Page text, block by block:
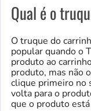
Qual é o
O truque do
popular quando o
produto ao
produto, mas não
clique primeiro no
volta para o
que o produto